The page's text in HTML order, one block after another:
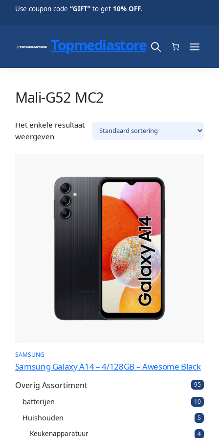
Use coupon code “GIFT”to get 10% OFF.
Topmediastore
Mali-G52 MC2
Het enkele resultaat
weergeven
SAMSUNG
Samsung Galaxy A14 – 4/128GB – Awesome Black
Overig Assortiment 959
p
o
d
batterijen 101
p
r
Huishouden 55
r
Keukenapparatuur 44